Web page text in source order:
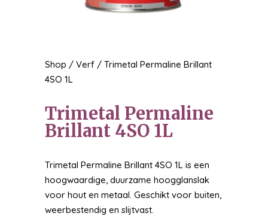
Shop / Verf/ Trimetal Permaline Brillant
4SO 1L
Trimetal Permaline
Brillant 4SO 1L
Trimetal Permaline Brillant 4SO 1L is een
hoogwaardige, duurzame hoogglanslak
voor hout en metaal. Geschikt voor buiten,
weerbestendig en slijtvast.